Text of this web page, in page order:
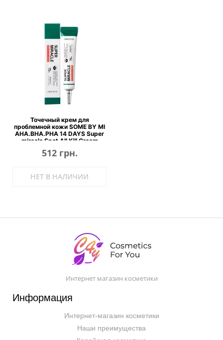
Точечный крем для
проблемной кожи SOME BY MI
AHA.BHA.PHA 14 DAYS Super
miracle Spot All Kill Cream
512 грн.
НЕТ В НАЛИЧИИ
Интернет магазин косметики
Информация
Интернет-магазин косметики
Наши преимущества